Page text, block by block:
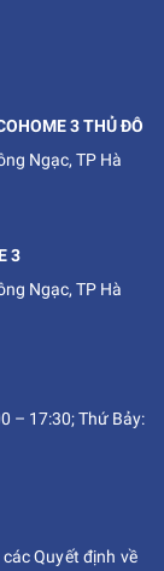
3 THỦ ĐÔ
Ngạc, TP Hà
3
Ngạc, TP Hà
– 17:30; Thứ Bảy:
Quyết định về